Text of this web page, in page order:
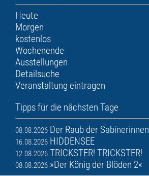
Heute
Morgen
kostenlos
Wochenende
Ausstellungen
Detailsuche
Veranstaltung eintragen
Tipps für die nächsten Tage
08.08.2026 Der Raub der Sabinerinnen
16.08.2026 HIDDENSEE
12.08.2026 TRICKSTER! TRICKSTER!
08.08.2026 »Der König der Blöden 2«